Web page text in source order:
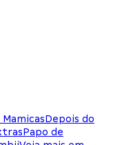
Depois do
Papo de